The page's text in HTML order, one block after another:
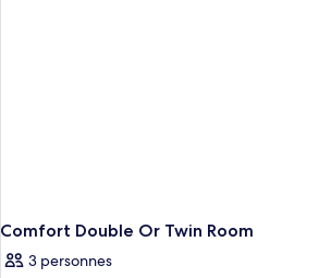
Comfort Double Or Twin Room
3 personnes